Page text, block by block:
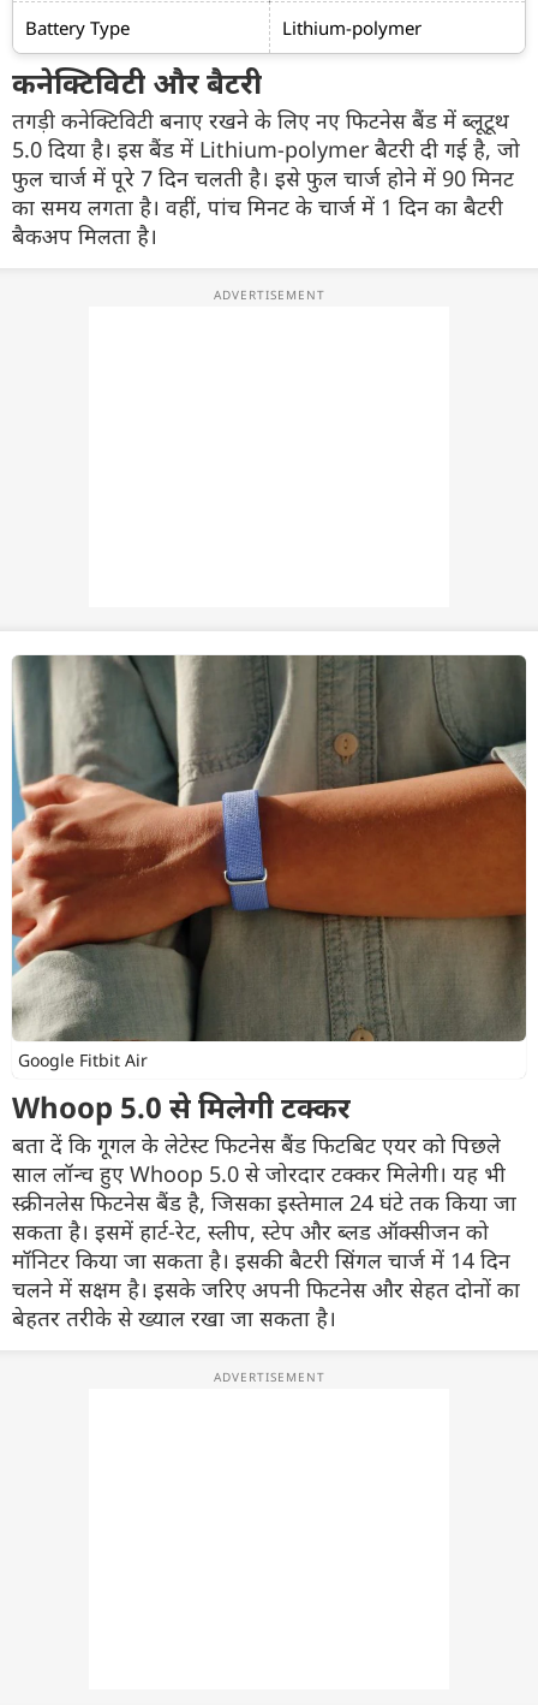
Battery Type Lithium-polymer
कनेक्टिविटी और बैटरी
तगड़ी कनेक्टिविटी बनाए रखने के लिए नए फिटनेस बैंड में ब्लूटूथ
5.0 दिया है। इस बैंड में Lithium-polymer बैटरी दी गई है, जो
फुल चार्ज में पूरे 7 दिन चलती है। इसे फुल चार्ज होने में 90 मिनट
का समय लगता है। वहीं, पांच मिनट के चार्ज में 1 दिन का बैटरी
बैकअप मिलता है।
Google Fitbit Air
Whoop 5.0 से मिलेगी टक्कर
बता दें कि गूगल के लेटेस्ट फिटनेस बैंड फिटबिट एयर को पिछले
साल लॉन्च हुए Whoop 5.0 से जोरदार टक्कर मिलेगी। यह भी
स्क्रीनलेस फिटनेस बैंड है, जिसका इस्तेमाल 24 घंटे तक किया जा
सकता है। इसमें हार्ट-रेट, स्लीप, स्टेप और ब्लड ऑक्सीजन को
मॉनिटर किया जा सकता है। इसकी बैटरी सिंगल चार्ज में 14 दिन
चलने में सक्षम है। इसके जरिए अपनी फिटनेस और सेहत दोनों का
बेहतर तरीके से ख्याल रखा जा सकता है।